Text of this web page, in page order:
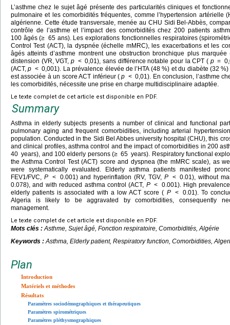
L’asthme chez le sujet âgé présente des particularités cliniques et
pulmonaire et les comorbidités fréquentes, comme l’hypertension artérielle
algérienne. Cette étude transversale, menée au CHU Sidi Bel-Abbès,
contrôle de l’asthme et l’impact des comorbidités chez 200 patients
100 âgés (≥ 65 ans). Les explorations fonctionnelles respiratoires
Control Test (ACT), la dyspnée (échelle mMRC), les exacerbations et les
âgés atteints d’asthme montrent une obstruction bronchique plus marquée
distension (VR, VGT, p < 0,01), sans différence notable pour la CPT ( p =
(ACT,p < 0,001). La prévalence élevée de l’HTA (48 %) et du diabète (32
est associée à un score ACT inférieur (p < 0,01). En conclusion, l’asthme
les comorbidités, nécessite une prise en charge multidisciplinaire adaptée.
Le texte complet de cet article est disponible en PDF.
Summary
Asthma in elderly subjects presents a number of clinical and functional
pulmonary aging and frequent comorbidities, including arterial
population. Conducted in the Sidi Bel Abbes university hospital (CHU), this
and clinical profiles, asthma control and the impact of comorbidities in 200
40 years), and 100 elderly persons (≥ 65 years). Respiratory functional
the Asthma Control Test (ACT) score and dyspnea (the mMRC scale), as
were systematically evaluated. Elderly asthma patients manifested
FEV1/FVC, P < 0.001) and hyperinflation (RV, TGV, P < 0.01), without
0.078), and with reduced asthma control (ACT, P < 0.001). High
elderly patients is associated with a low ACT score ( P < 0.01). To
Algeria is likely to be aggravated by comorbidities, consequently
management.
Le texte complet de cet article est disponible en PDF.
Mots clés :Asthme, Sujet âgé, Fonction respiratoire, Comorbidités, Algérie
Keywords :Asthma, Elderly patient, Respiratory function, Comorbidities,
Plan
Introduction
Matériels et méthodes
Résultats
Paramètres sociodémographiques et thérapeutiques
Paramètres spirométriques
Paramètres pléthysmographiques